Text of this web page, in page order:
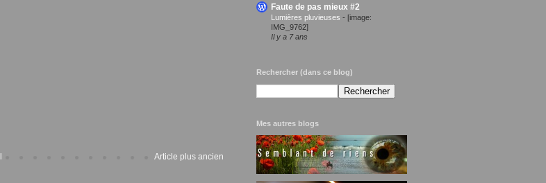
Article plus ancien
Faute de pas mieux #2
Lumières pluvieuses - [image:
IMG_9762]
Il y a 7 ans
Rechercher (dans ce blog)
Mes autres blogs